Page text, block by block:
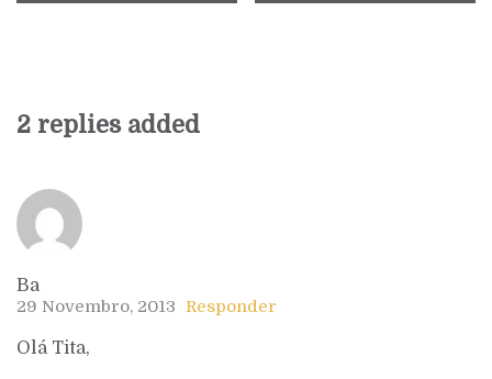
2 replies added
Ba
29 Novembro, 2013 Responder
Olá Tita,